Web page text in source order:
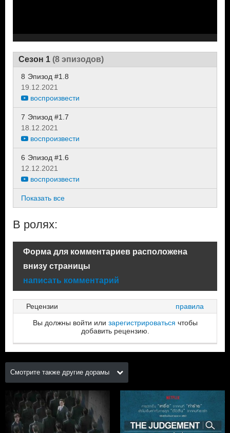
Сезон 1 (8 эпизодов)
8 Эпизод #1.8
19.12.2021
воспроизвести
7 Эпизод #1.7
18.12.2021
воспроизвести
6 Эпизод #1.6
12.12.2021
воспроизвести
Показать все
В ролях:
Форма для комментариев расположена
внизу страницы
написать комментарий
Рецензии
правила
Вы должны войти или зарегистрироваться чтобы
добавить рецензию.
Смотрите также другие дорамы